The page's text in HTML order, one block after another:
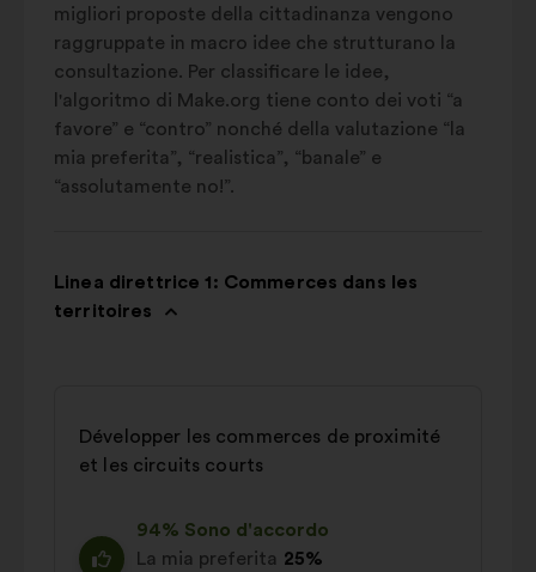
migliori proposte della cittadinanza vengono
raggruppate in macro idee che strutturano la
consultazione. Per classificare le idee,
l'algoritmo di Make.org tiene conto dei voti “a
favore” e “contro” nonché della valutazione “la
mia preferita”, “realistica”, “banale” e
“assolutamente no!”.
Linea direttrice 1: Commerces dans les
territoires
Développer les commerces de proximité
et les circuits courts
94% Sono d'accordo
La mia preferita 25%